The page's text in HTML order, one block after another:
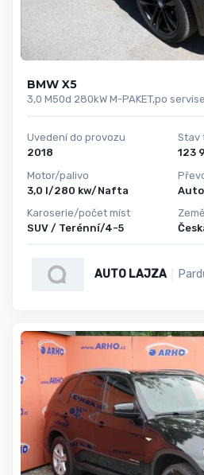
BMW X5
3,0 M50d 280kW M-PAKET,po servise
Uvedení do provozu
2018
Motor/palivo
3,0 l/280 kw/Nafta
Karoserie/počet míst
SUV / Terénní/4-5
Stav
AUTO LAJZA